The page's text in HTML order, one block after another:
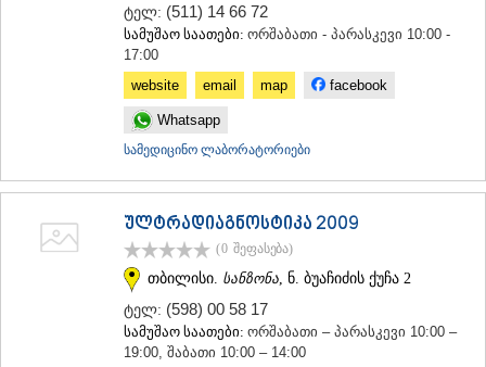
ტელ: (511) 14 66 72
სამუშაო საათები: ორშაბათი - პარასკევი 10:00 -
17:00
website
email map facebook
Whatsapp
სამედიცინო ლაბორატორიები
ულტრადიაგნოსტიკა 2009
(0 შეფასება)
თბილისი. სანზონა , ნ. ბუაჩიძის ქუჩა 2
ტელ: (598) 00 58 17
სამუშაო საათები: ორშაბათი – პარასკევი 10:00 –
19:00, შაბათი 10:00 – 14:00